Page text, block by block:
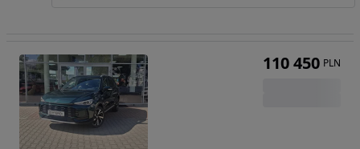
110 450 PLN